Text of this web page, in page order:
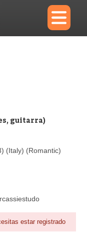
×
Reproductor
guitarra)
(Italy) (Romantic)
estar registrado